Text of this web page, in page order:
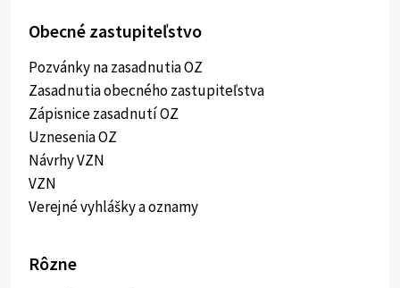
Obecné zastupiteľstvo
Pozvánky na zasadnutia OZ
Zasadnutia obecného zastupiteľstva
Zápisnice zasadnutí OZ
Uznesenia OZ
Návrhy VZN
VZN
Verejné vyhlášky a oznamy
Rôzne